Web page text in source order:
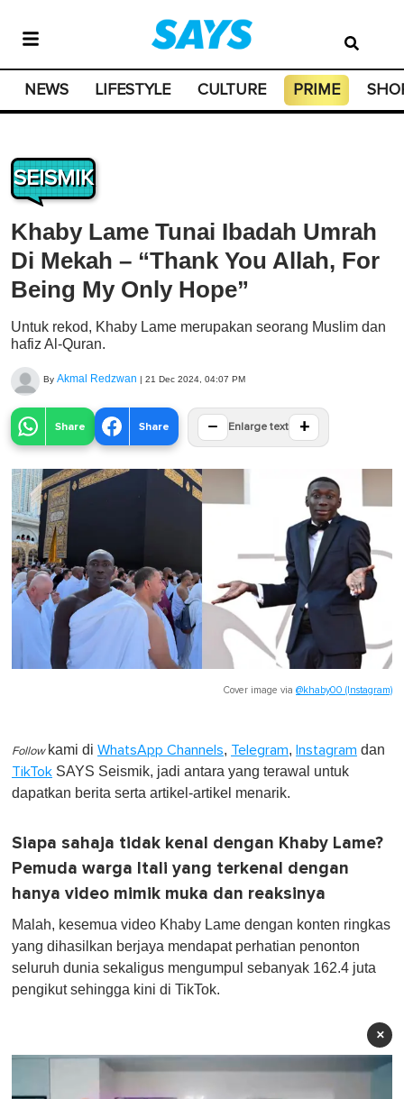
NEWS LIFESTYLE CULTURE PRIME
SEISMIK
Khaby Lame Tunai Ibadah Umrah
Di Mekah – “Thank You Allah, For
Being My Only Hope”
Untuk rekod, Khaby Lame merupakan seorang Muslim dan
hafiz Al-Quran.
By Akmal Redzwan | 21 Dec 2024, 04:07 PM
Share Share − Enlarge text +
Cover image via @khaby00 (Instagram)
Follow kami di WhatsApp Channels, Telegram, Instagram dan
TikTok SAYS Seismik, jadi antara yang terawal untuk
dapatkan berita serta artikel-artikel menarik.
Siapa sahaja tidak kenal dengan Khaby Lame?
Pemuda warga Itali yang terkenal dengan
hanya video mimik muka dan reaksinya
Malah, kesemua video Khaby Lame dengan konten ringkas
yang dihasilkan berjaya mendapat perhatian penonton
seluruh dunia sekaligus mengumpul sebanyak 162.4 juta
pengikut sehingga kini di TikTok.
×